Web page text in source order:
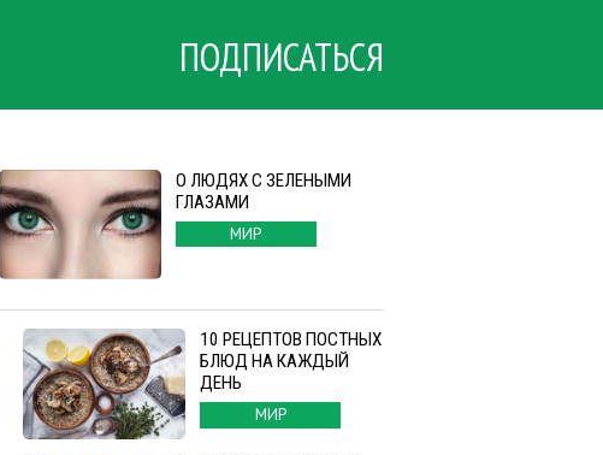
ПОДПИСАТЬСЯ
О ЛЮДЯХ С ЗЕЛЕНЫМИ
ГЛАЗАМИ
МИР
10 РЕЦЕПТОВ ПОСТНЫХ
БЛЮД НА КАЖДЫЙ
ДЕНЬ
МИР